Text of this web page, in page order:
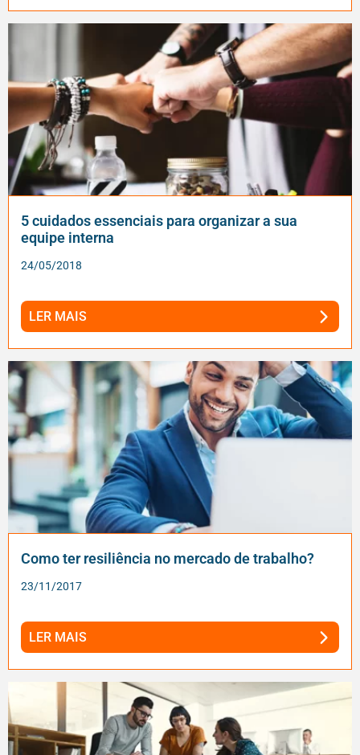
5 cuidados essenciais para organizar a sua
equipe interna
24/05/2018
LER MAIS
Como ter resiliência no mercado de trabalho?
23/11/2017
LER MAIS